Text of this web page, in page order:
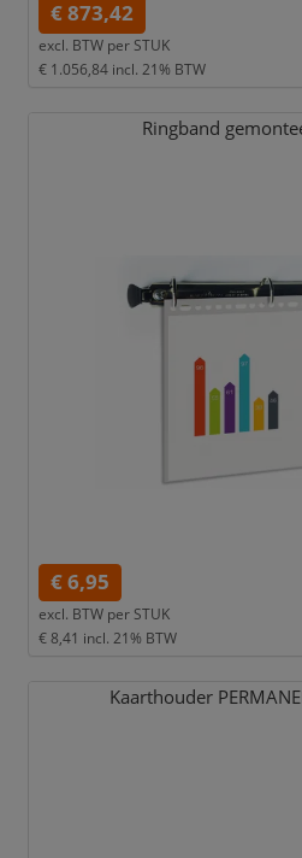
€ 873,42
excl. BTW per STUK
€ 1.056,84 incl. 21% BTW
Ringband
€ 6,95
excl. BTW per STUK
€ 8,41 incl. 21% BTW
Kaarthouder